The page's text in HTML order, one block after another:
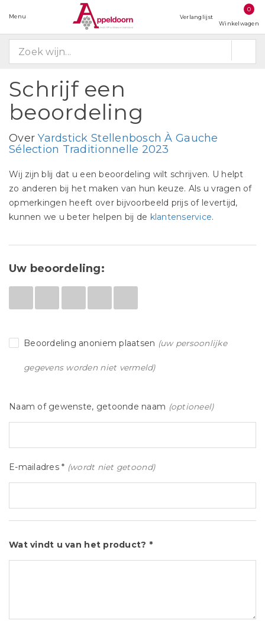
Menu Verlanglijst
0
Winkelwagen
Schrijf een
beoordeling
OverYardstick Stellenbosch À Gauche
Sélection Traditionnelle 2023
Wij zijn blij dat u een beoordeling wilt schrijven. U helpt
zo anderen bij het maken van hun keuze. Als u vragen of
opmerkingen heeft over bijvoorbeeld prijs of levertijd,
kunnen we u beter helpen bij de klantenservice.
Uw beoordeling:
Beoordeling anoniem plaatsen (uw persoonlijke
gegevens worden niet vermeld)
Naam of gewenste, getoonde naam (optioneel)
E-mailadres * (wordt niet getoond)
Wat vindt u van het product? *